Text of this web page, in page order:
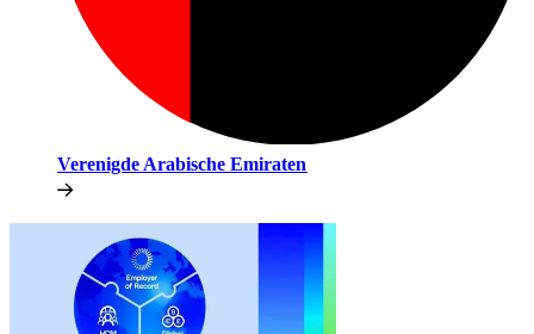
Verenigde Arabische Emiraten​​